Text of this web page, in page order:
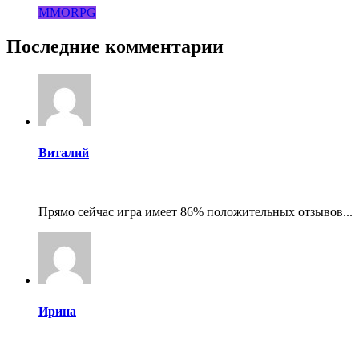
MMORPG
Последние комментарии
Виталий
Прямо сейчас игра имеет 86% положительных отзывов...
Ирина